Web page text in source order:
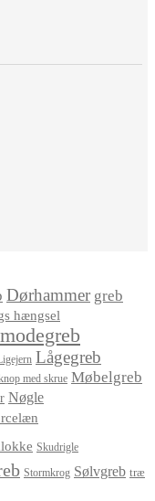
Dørhammer greb
hængsel
Lågegreb
med skrue Møbelgreb
Nøgle
Skudrigle
Stormkrog Sølvgreb træ